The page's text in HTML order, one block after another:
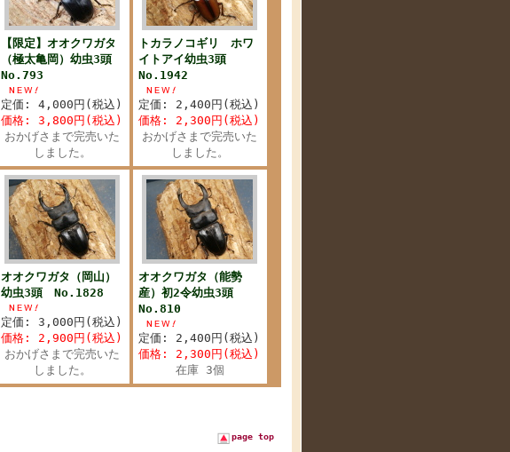
【限定】オオクワガタ
（極太亀岡）幼虫3頭
No.793
定価: 4,000円(税込)
価格: 3,800円(税込)
おかげさまで完売いた
しました。
トカラノコギリ ホワ
イトアイ幼虫3頭
No.1942
定価: 2,400円(税込)
価格: 2,300円(税込)
おかげさまで完売いた
しました。
オオクワガタ（岡山）
幼虫3頭 No.1828
定価: 3,000円(税込)
価格: 2,900円(税込)
おかげさまで完売いた
しました。
オオクワガタ（能勢
産）初2令幼虫3頭
No.810
定価: 2,400円(税込)
価格: 2,300円(税込)
在庫 3個
page top